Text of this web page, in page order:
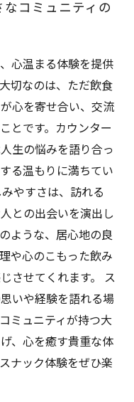
コミュニティの
心温まる体験を提供
切なのは、ただ飲食
心を寄せ合い、交流
とです。カウンター
生の悩みを語り合っ
る温もりに満ちてい
やすさは、訪れる
との出会いを演出し
ような、居心地の良
や心のこもった飲み
させてくれます。 ス
いや経験を語れる場
ミュニティが持つ大
、心を癒す貴重な体
ナック体験をぜひ楽